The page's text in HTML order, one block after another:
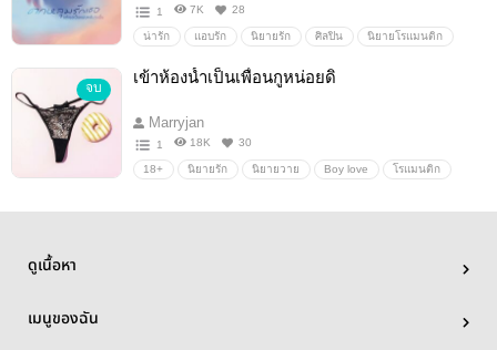
1 7K 28
น่ารัก แอบรัก นิยายรัก ศิลปิน นิยายโรแมนติก
แฟนคลับ ไอดอล วงการบันเทิง
จบ
เข้าห้องน้ำเป็นเพื่อนกูหน่อยดิ
Marryjan
1 18K 30
18+ นิยายรัก นิยายวาย Boy love โรแมนติก
ดูเนื้อหา
เมนูของฉัน